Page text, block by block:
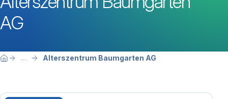
AG
Breadcrumbnavigation
Sie befinden sich hier:
Home ... Alterszentrum Baumgarten AG